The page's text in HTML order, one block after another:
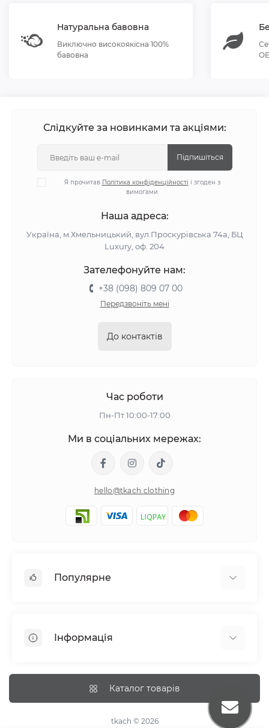
Натуральна бавовна
Виключно високоякісна 100%
бавовна
Слідкуйте за новинками та акціями:
Підпишіться
Я прочитав Політика конфіденційності і згоден з
вимогами
Наша адреса:
Україна, м.Хмельницький, вул.Проскурівська 74а, БЦ
Luxury, оф. 204
Зателефонуйте нам:
+38 (098) 809 07 00
Передзвоніть мені
До контактів
Час роботи
Пн-Пт 10:00-17:00
Ми в соціальних мережах:
hello@tkach.clothing
Популярне
Простирадла на резинці
Інформація
Доставка
Каталог товарів
tkach © 2026